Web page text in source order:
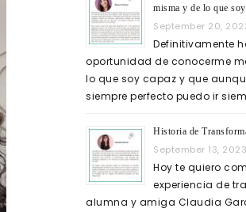
misma y de lo que soy
September 20,
Definitivamente
oportunidad de conocerme
lo que soy capaz y que
siempre perfecto puedo ir
Historia de
September 13, 2023
Hoy te quiero
experiencia de
alumna y amiga Claudia